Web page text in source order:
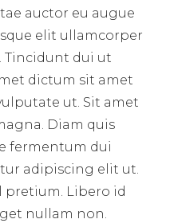
auctor eu augue
elit ullamcorper
Tincidunt dui ut
dictum sit amet
ut. Sit amet
Diam quis
fermentum dui
adipiscing elit ut.
pretium. Libero id
nullam non.